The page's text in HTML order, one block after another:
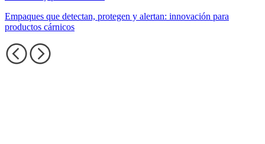
Empaques que detectan, protegen y alertan: innovación para
productos cárnicos